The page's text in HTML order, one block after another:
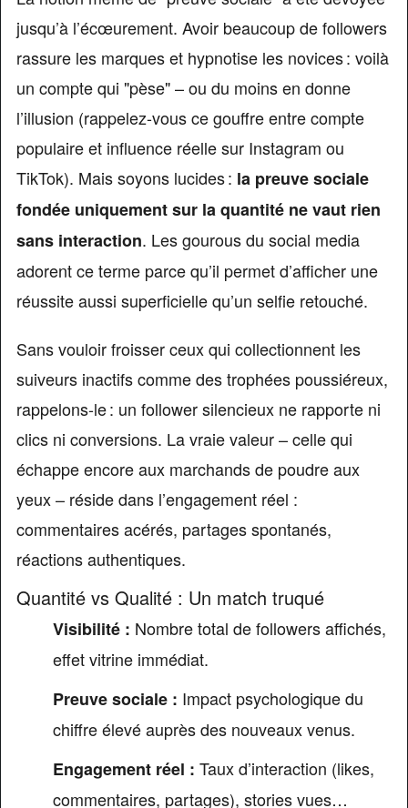
jusqu’à l’écœurement. Avoir beaucoup de followers
rassure les marques et hypnotise les novices : voilà
un compte qui "pèse" – ou du moins en donne
l’illusion (rappelez-vous ce gouffre entre compte
populaire et influence réelle sur Instagram ou
TikTok). Mais soyons lucides : la preuve sociale
fondée uniquement sur la quantité ne vaut rien
sans interaction. Les gourous du social media
adorent ce terme parce qu’il permet d’afficher une
réussite aussi superficielle qu’un selfie retouché.
Sans vouloir froisser ceux qui collectionnent les
suiveurs inactifs comme des trophées poussiéreux,
rappelons-le : un follower silencieux ne rapporte ni
clics ni conversions. La vraie valeur – celle qui
échappe encore aux marchands de poudre aux
yeux – réside dans l’engagement réel :
commentaires acérés, partages spontanés,
réactions authentiques.
Quantité vs Qualité : Un match truqué
Visibilité : Nombre total de followers affichés,
effet vitrine immédiat.
Preuve sociale : Impact psychologique du
chiffre élevé auprès des nouveaux venus.
Engagement réel : Taux d’interaction (likes,
commentaires, partages), stories vues…